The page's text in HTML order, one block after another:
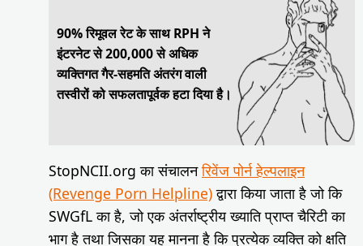
90% रिमूवल रेट के साथ RPH ने
इंटरनेट से 200,000 से अधिक
व्यक्तिगत गैर-सहमति अंतरंग वाली
तस्वीरों को सफलतापूर्वक हटा दिया है।
StopNCII.org का संचालनरिवेंज पोर्न हेल्पलाइन
(Revenge Porn Helpline)द्वारा किया जाता है जो कि
SWGfL का है, जो एक अंतर्राष्ट्रीय ख्याति प्राप्त चैरिटी का
भाग है तथा जिसका यह मानना है कि प्रत्येक व्यक्ति को क्षति